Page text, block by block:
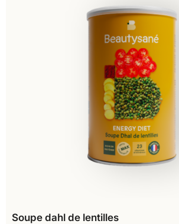
Soupe dahl de lentilles